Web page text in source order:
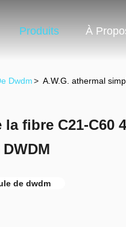
Produits À
Dwdm> A.W.G. athermal
fibre C21-C60
de dwdm